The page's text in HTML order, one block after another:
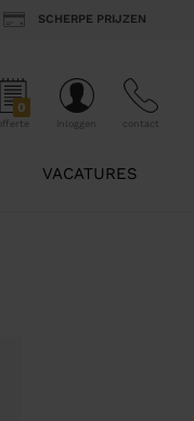
SCHERPE PRIJZEN
0
offerte inloggen contact
VACATURES